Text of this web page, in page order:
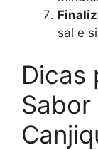
sal e
Dicas
Sabor